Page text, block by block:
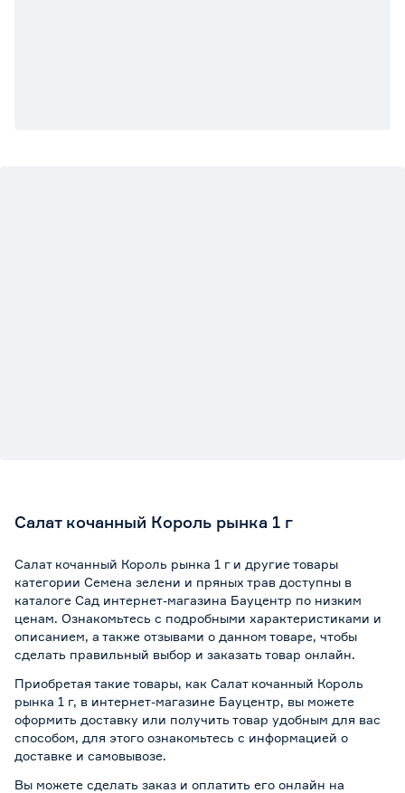
Салат кочанный Король рынка 1 г
Салат кочанный Король рынка 1 г и другие товары
категории Семена зелени и пряных трав доступны в
каталоге Сад интернет-магазина Бауцентр по низким
ценам. Ознакомьтесь с подробными характеристиками и
описанием, а также отзывами о данном товаре, чтобы
сделать правильный выбор и заказать товар онлайн.
Приобретая такие товары, как Салат кочанный Король
рынка 1 г, в интернет-магазине Бауцентр, вы можете
оформить доставку или получить товар удобным для вас
способом, для этого ознакомьтесь с информацией о
доставке и самовывозе.
Вы можете сделать заказ и оплатить его онлайн на